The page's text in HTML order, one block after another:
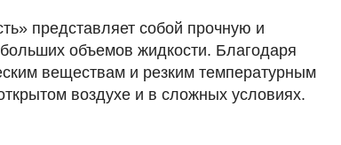
представляет собой прочную и
объемов жидкости. Благодаря
веществам и резким температурным
воздухе и в сложных условиях.